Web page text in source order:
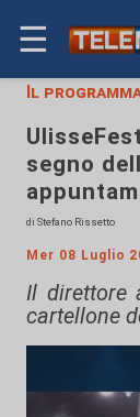
☰
Il
segno
di Stefano Rissetto
Mer 08 Luglio
Il direttore
cartellone